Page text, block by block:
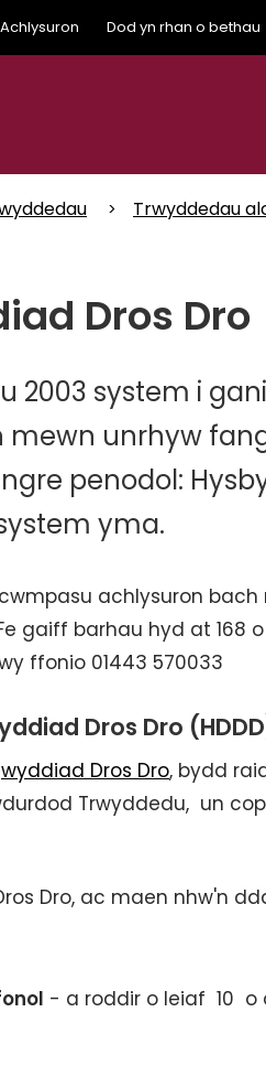
Achlysuron Dod yn rhan o bethau
Trwyddedau
Dros Dro
2003 system i
unrhyw
penodol:
yma.
achlysuron
gaiff barhau hyd at 168
ffonio 01443 570033
Dros Dro
Dros Dro, bydd
Trwyddedu, un
Dro, ac maen nhw'n
- a roddir o leiaf 10